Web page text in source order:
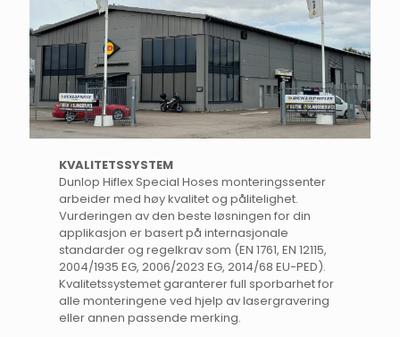
KVALITETSSYSTEM
Dunlop Hiflex Special Hoses monteringssenter
arbeider med høy kvalitet og pålitelighet.
Vurderingen av den beste løsningen for din
applikasjon er basert på internasjonale
standarder og regelkrav som (EN 1761, EN 12115,
2004/1935 EG, 2006/2023 EG, 2014/68 EU-PED).
Kvalitetssystemet garanterer full sporbarhet for
alle monteringene ved hjelp av lasergravering
eller annen passende merking.